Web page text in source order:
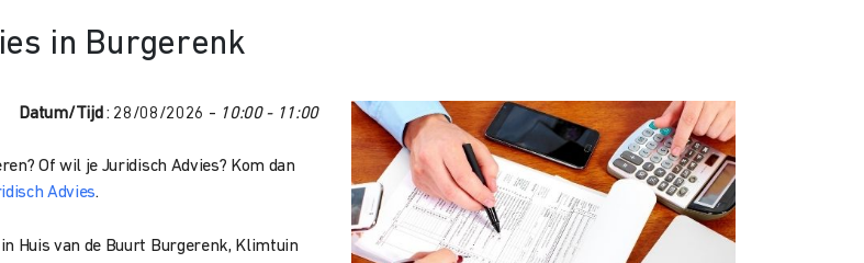
in Burgerenk
Datum/Tijd : 28/08/2026 - 10:00 - 11:00
Of wil je Juridisch Advies? Kom dan
Advies.
Huis van de Buurt Burgerenk, Klimtuin